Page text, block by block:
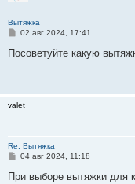
Вытяжка
С
о
е
02 авг 2024, 17:41
Посоветуйте какую
valet
Re: Вытяжка
С
о
04 авг 2024, 11:18
При выборе вытяжки для